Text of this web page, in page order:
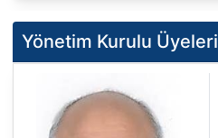
Yönetim Kurulu Üyeleri